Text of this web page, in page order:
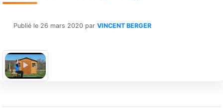
Publié le 26 mars 2020 par VINCENT BERGER